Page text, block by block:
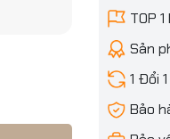
TOP
Sản
1 Đổi
Bảo
Nhỏ Gọn
ưu đãi